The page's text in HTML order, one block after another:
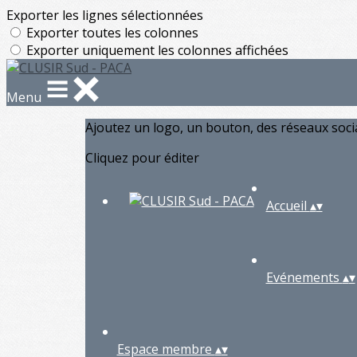
Exporter les lignes sélectionnées
Exporter toutes les colonnes
Exporter uniquement les colonnes affichées
Menu
Ajoutez un logo, un bouton, des réseaux
Cliquez pour éditer
Accueil ▴▾
Evénements ▴▾
Espace membre ▴▾